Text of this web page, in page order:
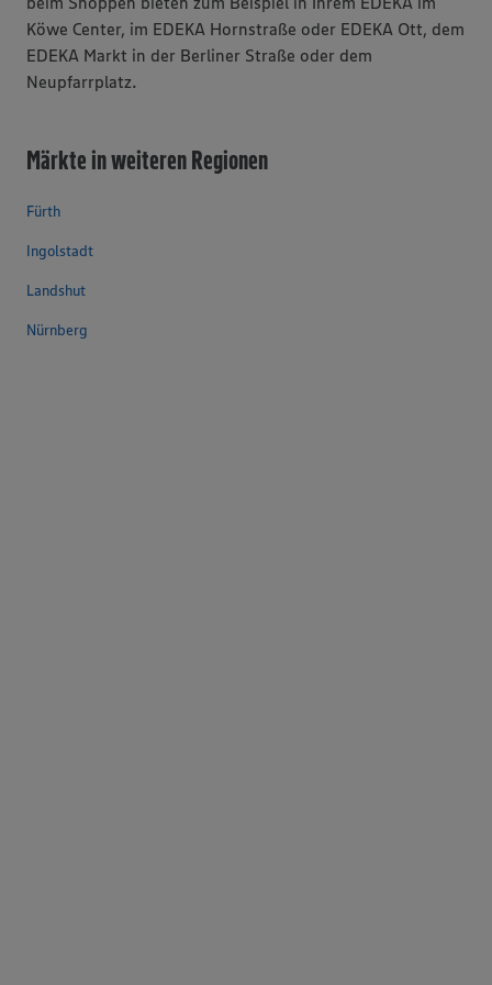
Köwe Center, im EDEKA Hornstraße oder EDEKA Ott, dem
EDEKA Markt in der Berliner Straße oder dem
Neupfarrplatz.
Märkte in weiteren Regionen
Fürth
Ingolstadt
Landshut
Nürnberg